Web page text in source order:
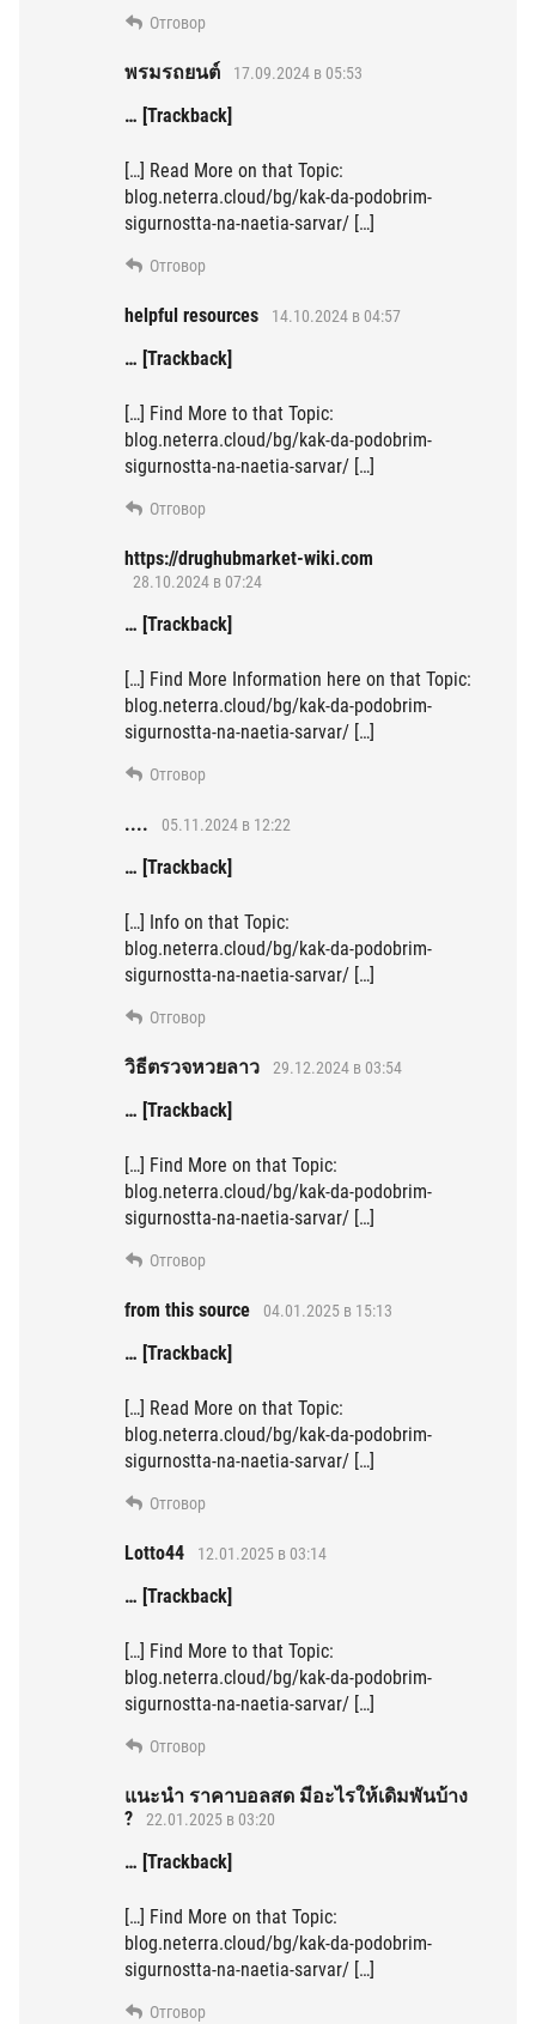
Отговор
พรมรถยนต์ 17.09.2024 в 05:53
… [Trackback]
[…] Read More on that Topic:
blog.neterra.cloud/bg/kak-da-podobrim-
sigurnostta-na-naetia-sarvar/ […]
Отговор
helpful resources 14.10.2024 в 04:57
… [Trackback]
[…] Find More to that Topic:
blog.neterra.cloud/bg/kak-da-podobrim-
sigurnostta-na-naetia-sarvar/ […]
Отговор
https://drughubmarket-wiki.com
28.10.2024 в 07:24
… [Trackback]
[…] Find More Information here on that Topic:
blog.neterra.cloud/bg/kak-da-podobrim-
sigurnostta-na-naetia-sarvar/ […]
Отговор
.... 05.11.2024 в 12:22
… [Trackback]
[…] Info on that Topic:
blog.neterra.cloud/bg/kak-da-podobrim-
sigurnostta-na-naetia-sarvar/ […]
Отговор
วิธีตรวจหวยลาว 29.12.2024 в 03:54
… [Trackback]
[…] Find More on that Topic:
blog.neterra.cloud/bg/kak-da-podobrim-
sigurnostta-na-naetia-sarvar/ […]
Отговор
from this source 04.01.2025 в 15:13
… [Trackback]
[…] Read More on that Topic:
blog.neterra.cloud/bg/kak-da-podobrim-
sigurnostta-na-naetia-sarvar/ […]
Отговор
Lotto44 12.01.2025 в 03:14
… [Trackback]
[…] Find More to that Topic:
blog.neterra.cloud/bg/kak-da-podobrim-
sigurnostta-na-naetia-sarvar/ […]
Отговор
แนะนำ ราคาบอลสด มีอะไรให้เดิมพันบ้าง
?
22.01.2025 в 03:20
… [Trackback]
[…] Find More on that Topic:
blog.neterra.cloud/bg/kak-da-podobrim-
sigurnostta-na-naetia-sarvar/ […]
Отговор